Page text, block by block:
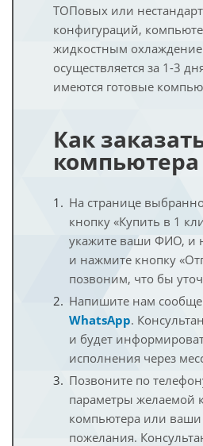
ТОПовых или
конфигураций,
жидкостным
осуществляется за 1-3
имеются готовые
Как
компьютера
На странице
кнопку «Купить в 1
укажите ваши ФИО, и
и нажмите кнопку
позвоним, что бы
Напишите нам
WhatsApp.
и будет
исполнения через
Позвоните по
параметры желаемой
компьютера или
пожелания.